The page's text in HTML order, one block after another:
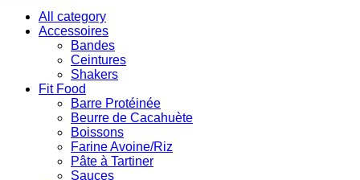
All category
Accessoires
Bandes
Ceintures
Shakers
Fit Food
Barre Protéinée
Beurre de Cacahuète
Boissons
Farine Avoine/Riz
Pâte à Tartiner
Sauces